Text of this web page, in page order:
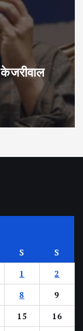
S
S
1
2
8
9
15
16